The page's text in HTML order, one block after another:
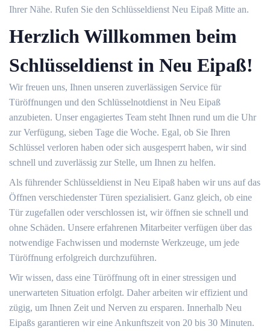
Ihrer Nähe. Rufen Sie den Schlüsseldienst Neu Eipaß Mitte an.
Herzlich Willkommen beim
Schlüsseldienst in Neu Eipaß!
Wir freuen uns, Ihnen unseren zuverlässigen Service für
Türöffnungen und den Schlüsselnotdienst in Neu Eipaß
anzubieten. Unser engagiertes Team steht Ihnen rund um die Uhr
zur Verfügung, sieben Tage die Woche. Egal, ob Sie Ihren
Schlüssel verloren haben oder sich ausgesperrt haben, wir sind
schnell und zuverlässig zur Stelle, um Ihnen zu helfen.
Als führender Schlüsseldienst in Neu Eipaß haben wir uns auf das
Öffnen verschiedenster Türen spezialisiert. Ganz gleich, ob eine
Tür zugefallen oder verschlossen ist, wir öffnen sie schnell und
ohne Schäden. Unsere erfahrenen Mitarbeiter verfügen über das
notwendige Fachwissen und modernste Werkzeuge, um jede
Türöffnung erfolgreich durchzuführen.
Wir wissen, dass eine Türöffnung oft in einer stressigen und
unerwarteten Situation erfolgt. Daher arbeiten wir effizient und
zügig, um Ihnen Zeit und Nerven zu ersparen. Innerhalb Neu
Eipaßs garantieren wir eine Ankunftszeit von 20 bis 30 Minuten.